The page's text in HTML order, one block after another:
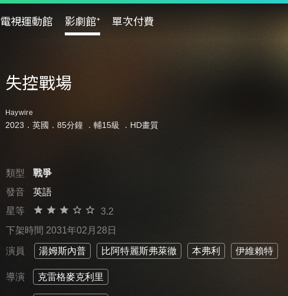
電視運動館 影劇館⁺ 單次付費
失控戰場
Haywire
2023．英國．85分鐘 ． 輔15級 ．HD畫質
類型
戰爭
發音
英語
星等
3.2
下架時間 2031年02月28日
演員 湯姆斯內普 比阿特麗斯弗萊徹 本弗利 伊維賴特
導演 克雷格麥克利里